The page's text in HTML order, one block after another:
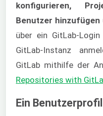
konfigurieren,
Benutzer hinzufügen
über ein GitLab-
GitLab-Instanz
GitLab mithilfe der
Repositories with
Ein